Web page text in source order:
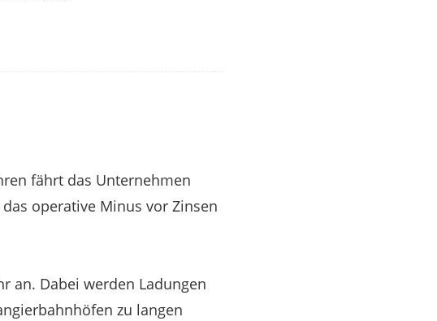
fährt das Unternehmen
operative Minus vor Zinsen
an. Dabei werden Ladungen
zu langen